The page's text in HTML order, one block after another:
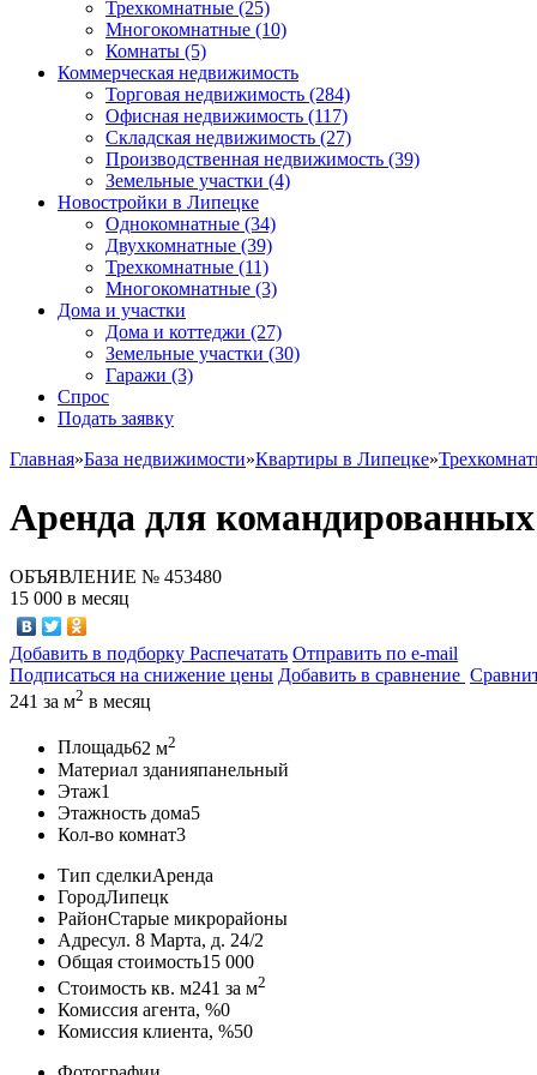
Трехкомнатные (25)
Многокомнатные (10)
Комнаты (5)
Коммерческая недвижимость
Торговая недвижимость (284)
Офисная недвижимость (117)
Складская недвижимость (27)
Производственная недвижимость (39)
Земельные участки (4)
Новостройки в Липецке
Однокомнатные (34)
Двухкомнатные (39)
Трехкомнатные (11)
Многокомнатные (3)
Дома и участки
Дома и коттеджи (27)
Земельные участки (30)
Гаражи (3)
Спрос
Подать заявку
Главная»База недвижимости»Квартиры в Липецке»
Аренда для командированных
ОБЪЯВЛЕНИЕ № 453480
15 000 в месяц
Добавить в подборку Распечатать Отправить по e-mail
Подписаться на снижение цены Добавить в сравнение
241 за м2 в месяц
Площадь62 м2
Материал зданияпанельный
Этаж1
Этажность дома5
Кол-во комнат3
Тип сделкиАренда
ГородЛипецк
РайонСтарые микрорайоны
Адресул. 8 Марта, д. 24/2
Общая стоимость15 000
Стоимость кв. м241 за м2
Комиссия агента, %0
Комиссия клиента, %50